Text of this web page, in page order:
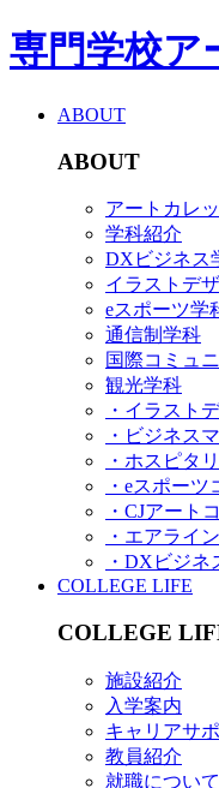
専門学校ア
ABOUT
ABOUT
アートカレ
学科紹介
DXビジネス
イラストデ
eスポーツ学
通信制学科
国際コミュ
観光学科
・イラスト
・ビジネス
・ホスピタ
・eスポーツ
・CJアート
・エアライ
・DXビジネ
COLLEGE LIFE
COLLEGE
施設紹介
入学案内
キャリアサ
教員紹介
就職について